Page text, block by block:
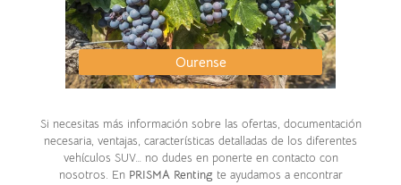
Ourense
Si necesitas más información sobre las ofertas, documentación
necesaria, ventajas, características detalladas de los diferentes
vehículos SUV… no dudes en ponerte en contacto con
nosotros. En PRISMA Renting te ayudamos a encontrar